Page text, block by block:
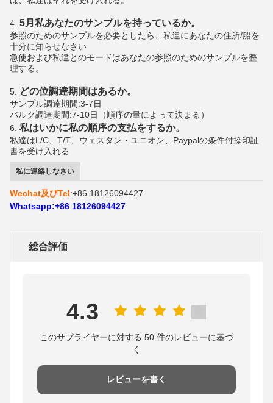
4. 5月私あなたのサンプルを持っているか。
参照のためのサンプルを必要としたら、私達にあなたの住所/船を
十分に知らせなさい
急使および私達とのモードはあなたの参照のためのサンプルを整
理する。
5. どの位調達期間はあるか。
サンプル調達期間:3-7日
バルク調達期間:7-10日（順序の量によって決まる）
6. 私はいかに私の順序の支払をするか。
私達はL/C、T/T、ウェスタン・ユニオン、Paypalの条件付捺印証
書を受け入れる
私に連絡しなさい
Wechat及びTel:+86 18126094427
Whatsapp:+86 18126094427
総合評価
4.3
このサプライヤーに対する 50 件のレビューに基づ
く
レビューを書く